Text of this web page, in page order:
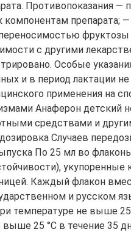
Противопоказания —
компонентам препарата;
с другими
Особые
и в период лактации не
применения на
Анаферон детский
средствами и
Случаев
По 25 мл во
Каждый флакон
и русском
температуре не выше
выше 25 °С в течение 35